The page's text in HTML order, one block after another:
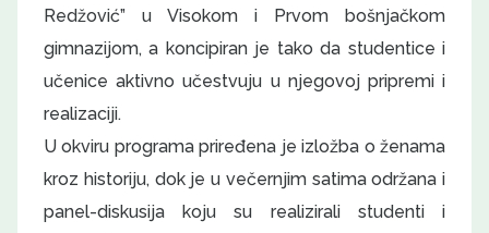
Redžović” u Visokom i Prvom bošnjačkom
gimnazijom, a koncipiran je tako da studentice i
učenice aktivno učestvuju u njegovoj pripremi i
realizaciji.
U okviru programa priređena je izložba o ženama
kroz historiju, dok je u večernjim satima održana i
panel-diskusija koju su realizirali studenti i